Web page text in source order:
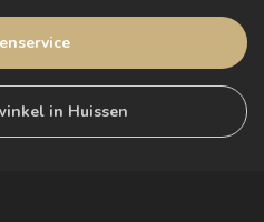
in Huissen